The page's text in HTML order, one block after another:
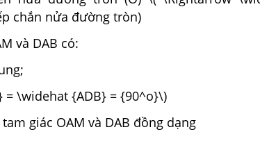
chắn nửa đường tròn)
và DAB có:
= \widehat {ADB} = {90^o}\)
giác OAM và DAB đồng dạng